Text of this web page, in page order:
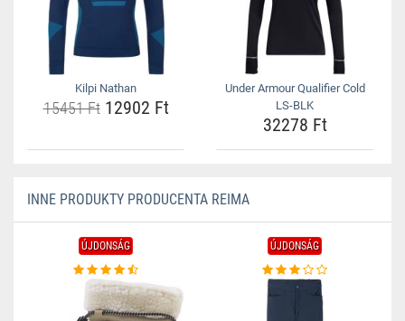
Kilpi Nathan
15451 Ft12902 Ft
Under Armour Qualifier Cold
LS-BLK
32278 Ft
INNE PRODUKTY PRODUCENTA REIMA
ÚJDONSÁG ÚJDONSÁG